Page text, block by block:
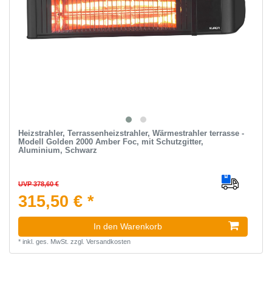
Heizstrahler, Terrassenheizstrahler, Wärmestrahler terrasse -
Modell Golden 2000 Amber Foc, mit Schutzgitter,
Aluminium, Schwarz
UVP 378,60 €
315,50 € *
In den Warenkorb
* inkl. ges. MwSt. zzgl. Versandkosten